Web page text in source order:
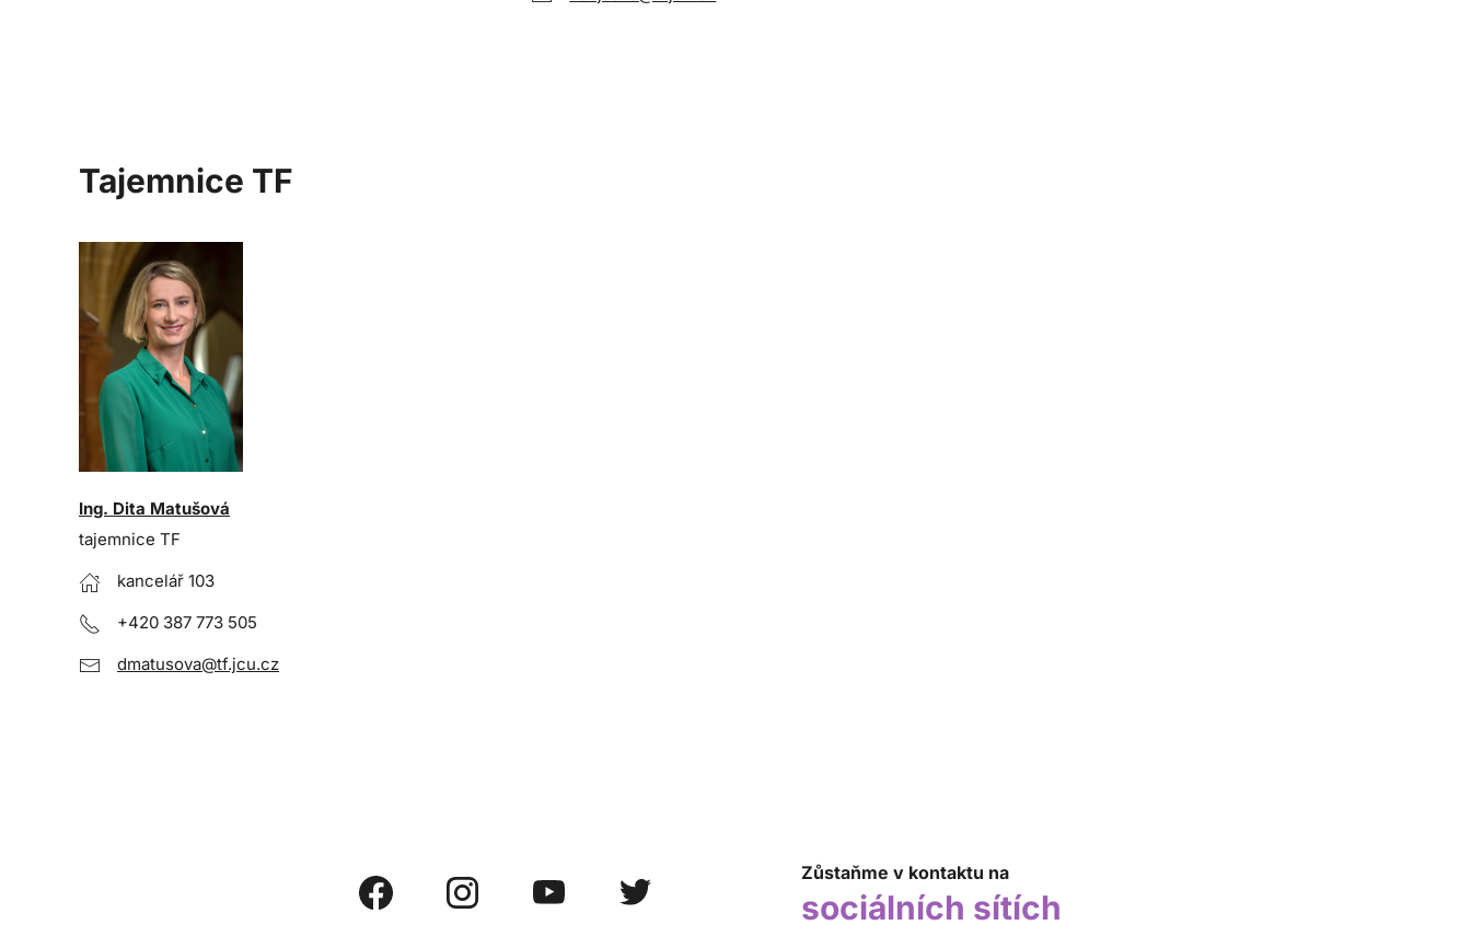
Tajemnice TF
Ing. Dita Matušová
tajemnice TF
kancelář 103
+420 387 773 505
dmatusova@tf.jcu.cz
Zůstaňme v kontaktu na
sociálních sítích